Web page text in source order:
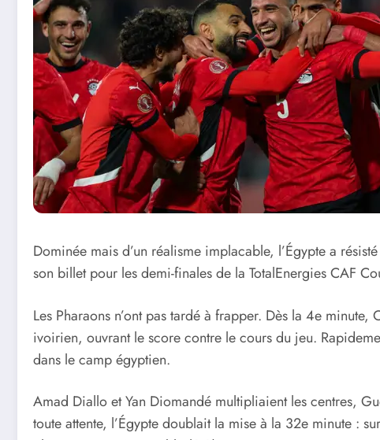
Dominée mais d’un réalisme implacable, l’Égypte a
son billet pour les demi-finales de la TotalEnergies CAF
Les Pharaons n’ont pas tardé à frapper. Dès la 4e
ivoirien, ouvrant le score contre le cours du jeu.
dans le camp égyptien.
Amad Diallo et Yan Diomandé multipliaient les centres,
toute attente, l’Égypte doublait la mise à la 32e minute :